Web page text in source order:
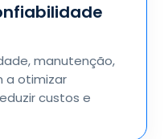
manutenção,
a otimizar
custos e